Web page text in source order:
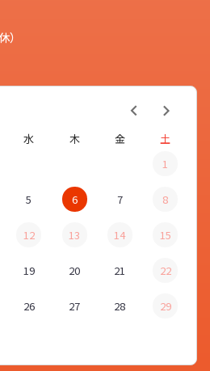
）
水 木 金
土
1
5 6 7 8
12 13 14 15
19 20 21 22
26 27 28 29